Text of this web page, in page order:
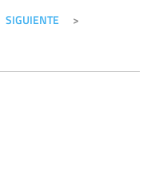
SIGUIENTE